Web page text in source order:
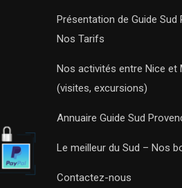
Présentation de Guide Sud
Nos Tarifs
Nos activités entre Nice et
(visites, excursions)
Annuaire Guide Sud
Le meilleur du Sud – Nos
Contactez-nous